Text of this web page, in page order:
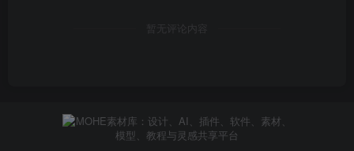
暂无评论内容